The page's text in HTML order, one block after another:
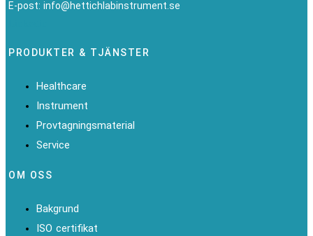
E-post: info@hettichlabinstrument.se
PRODUKTER & TJÄNSTER
Healthcare
Instrument
Provtagningsmaterial
Service
OM OSS
Bakgrund
ISO certifikat